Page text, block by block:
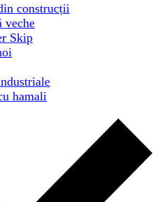
construcții
veche
Skip
hamali